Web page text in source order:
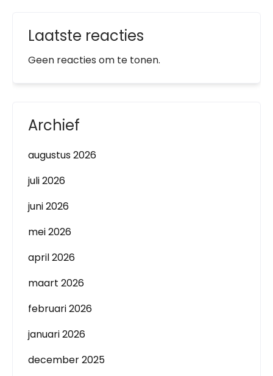
Laatste reacties
Geen reacties om te tonen.
Archief
augustus 2026
juli 2026
juni 2026
mei 2026
april 2026
maart 2026
februari 2026
januari 2026
december 2025